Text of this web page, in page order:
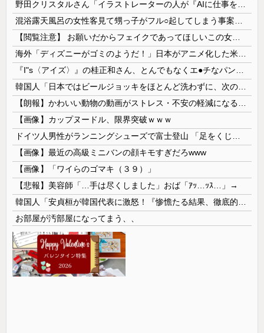
【画像】カップヌードル、限界突破ｗｗｗ
【画像】最近の高級ミニバンの顔キモすぎだろwww
【画像】「ワイらのゴマキ（３９）」
【悲報】美容師「…手は尽くしました」おば「ｱｯ…ｯｽ…」→
お部屋が汚部屋になってまう、、